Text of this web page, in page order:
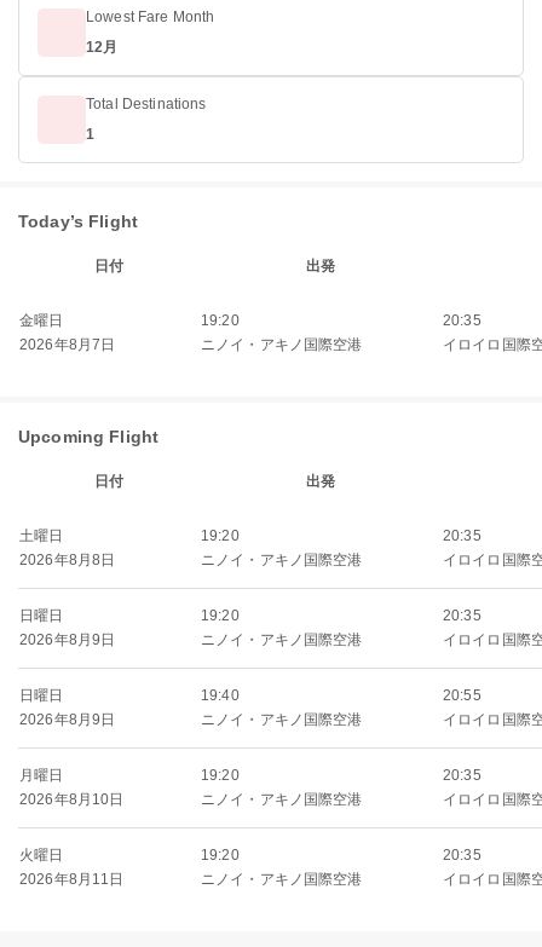
Lowest Fare Month
12月
Total Destinations
1
Today’s Flight
日付 出発
金曜日
2026年8月7日
19:20
ニノイ・アキノ国際空港
20:35
イロイロ国際
Upcoming Flight
日付 出発
土曜日
2026年8月8日
19:20
ニノイ・アキノ国際空港
20:35
イロイロ国際
日曜日
2026年8月9日
19:20
ニノイ・アキノ国際空港
20:35
イロイロ国際
日曜日
2026年8月9日
19:40
ニノイ・アキノ国際空港
20:55
イロイロ国際
月曜日
2026年8月10日
19:20
ニノイ・アキノ国際空港
20:35
イロイロ国際
火曜日
2026年8月11日
19:20
ニノイ・アキノ国際空港
20:35
イロイロ国際